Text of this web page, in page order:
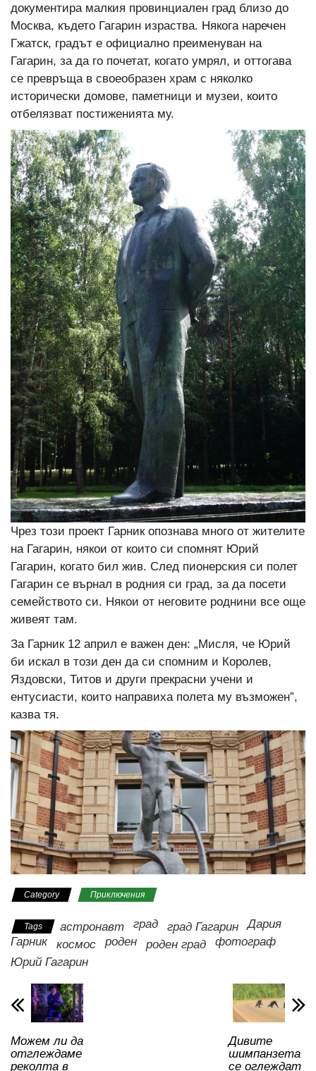
документира малкия провинциален град близо до
Москва, където Гагарин израства. Някога наречен
Гжатск, градът е официално преименуван на
Гагарин, за да го почетат, когато умрял, и оттогава
се превръща в своеобразен храм с няколко
исторически домове, паметници и музеи, които
отбелязват постиженията му.
Чрез този проект Гарник опознава много от жителите
на Гагарин, някои от които си спомнят Юрий
Гагарин, когато бил жив. След пионерския си полет
Гагарин се върнал в родния си град, за да посети
семейството си. Някои от неговите роднини все още
живеят там.
За Гарник 12 април е важен ден: „Мисля, че Юрий
би искал в този ден да си спомним и Королев,
Яздовски, Титов и други прекрасни учени и
ентусиасти, които направиха полета му възможен”,
казва тя.
Category Приключения
Tags астронавт град град Гагарин
Дария
Гарник
космос роден роден град
фотограф
Юрий Гагарин
Можем ли да
отглеждаме
реколта в
Дивите
шимпанзета
се оглеждат